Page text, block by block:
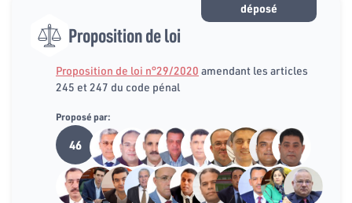
déposé
Proposition de loi
Proposition de loi n°29/2020 amendant les articles
245 et 247 du code pénal
Proposé par:
46